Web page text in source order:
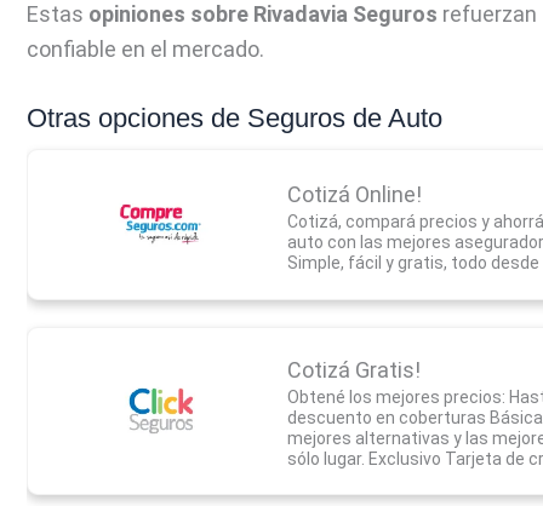
Estas opiniones sobre Rivadavia Seguros refuerzan
confiable en el mercado.
Otras opciones de Seguros de Auto
Cotizá Online!
Cotizá, compará precios y
auto con las mejores
Simple, fácil y gratis, todo
Cotizá Gratis!
Obtené los mejores precios:
descuento en coberturas
mejores alternativas y las
sólo lugar. Exclusivo Tarjeta de